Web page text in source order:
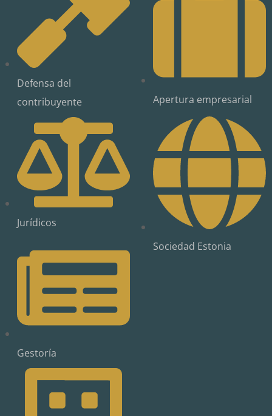
Defensa del
contribuyente
Jurídicos
Gestoría
Apertura empresarial
Sociedad Estonia